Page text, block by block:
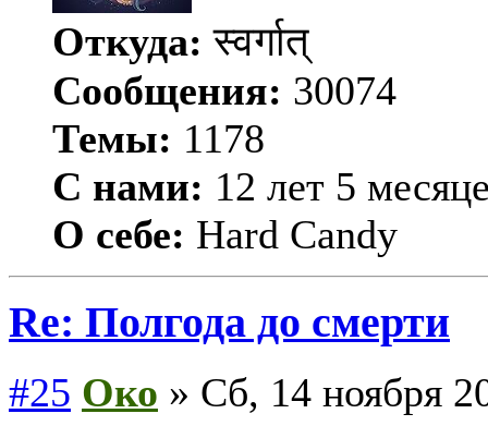
Откуда: स्वर्गात्
Сообщения: 30074
Темы: 1178
С нами: 12 лет 5
О себе: Hard Candy
Re: Полгода до смерти
#25 Око » Сб, 14 ноября